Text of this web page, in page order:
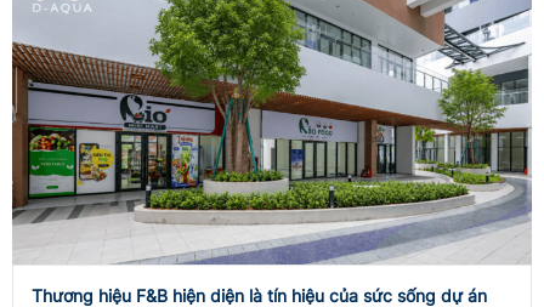
Thương hiệu F&B hiện diện là tín hiệu của sức sống dự án